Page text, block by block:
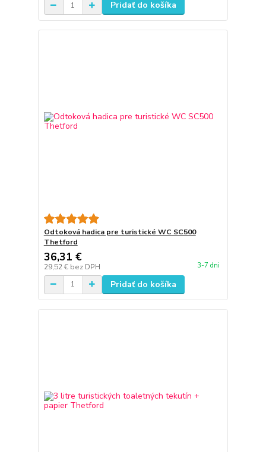
Pridať do košíka
Odtoková hadica pre turistické WC SC500
Thetford
36,31 €
29,52 € bez DPH 3-7 dni
Pridať do košíka